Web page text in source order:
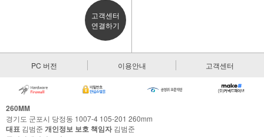
고객센터
연결하기
PC 버전 이용안내 고객센터
260MM
경기도 군포시 당정동 1007-4 105-201 260mm
대표 김범준 개인정보 보호 책임자김범준